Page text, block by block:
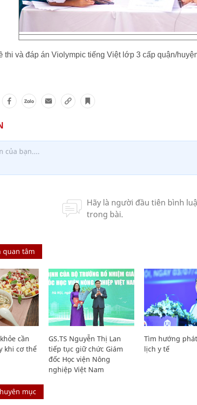
thi và đáp án Violympic tiếng Việt lớp 3 cấp quận/
quan tâm
cần
khi cơ thể
GS.TS Nguyễn Thị Lan
tiếp tục giữ chức Giám
đốc Học viện Nông
nghiệp Việt Nam
Tìm hướng
lịch y tế
mục